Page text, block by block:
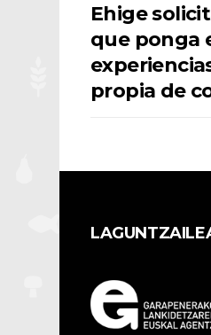
Ehige
que ponga
propia de